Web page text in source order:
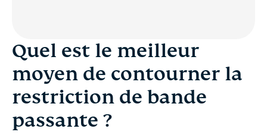
Quel est le meilleur
moyen de contourner la
restriction de bande
passante ?